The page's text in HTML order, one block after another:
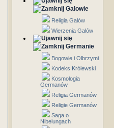
Galowie
Religia Galów
Wierzenia Galów
Germanie
Bogowie i Olbrzymi
Kodeks Królewski
Kosmologia
Germanów
Religia Germanów
Religie Germanów
Saga o
Nibelungach